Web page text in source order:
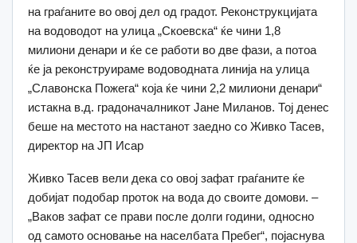
на граѓаните во овој дел од градот. Реконструкцијата
на водоводот на улица „Скоевска“ ќе чини 1,8
милиони денари и ќе се работи во две фази, а потоа
ќе ја реконструираме водоводната линија на улица
„Славонска Пожега“ која ќе чини 2,2 милиони денари“
истакна в.д. градоначалникот Јане Миланов. Тој денес
беше на местото на настанот заедно со Живко Тасев,
директор на ЈП Исар
Живко Тасев вели дека со овој зафат граѓаните ќе
добијат подобар проток на вода до своите домови. –
„Ваков зафат се прави после долги години, односно
од самото основање на населбата Пребег“, појаснува